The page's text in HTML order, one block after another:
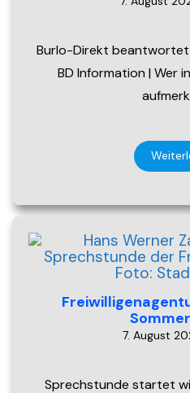
Burlo-Direkt
BD Information | Wer
7. August
Sprechstunde startet